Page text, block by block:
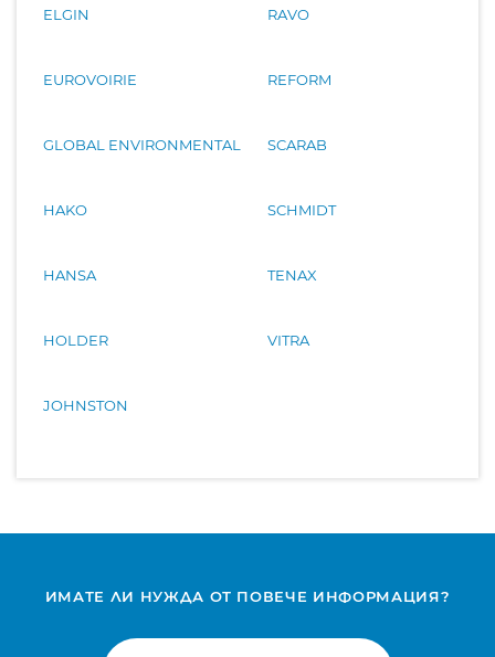
ELGIN
EUROVOIRIE
GLOBAL ENVIRONMENTAL
HAKO
HANSA
HOLDER
JOHNSTON
RAVO
REFORM
SCARAB
SCHMIDT
TENAX
VITRA
ИМАТЕ ЛИ НУЖДА ОТ ПОВЕЧЕ ИНФОРМАЦИЯ?